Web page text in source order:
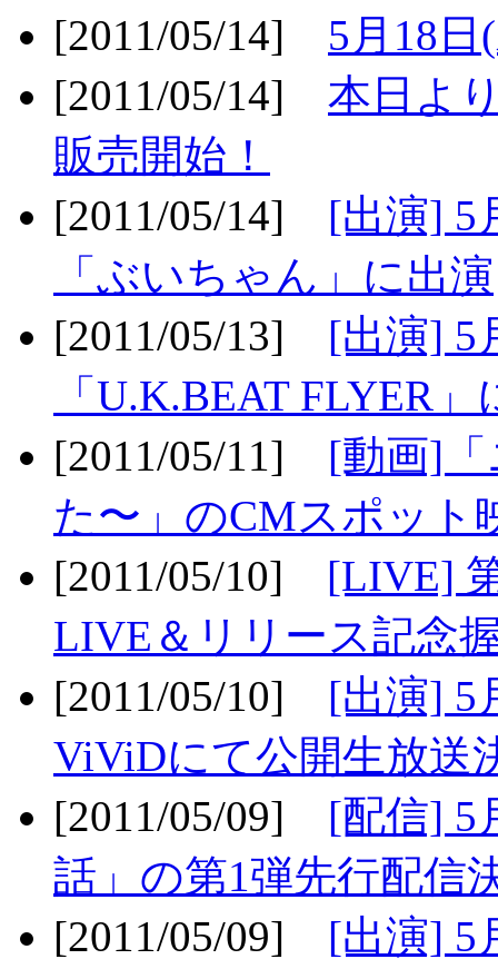
[2011/05/14] 5月18
[2011/05/14] 本日よ
販売開始！
[2011/05/14] [出演] 5
「ぶいちゃん」に出演
[2011/05/13] [出演] 5
「U.K.BEAT FLYER
[2011/05/11] [動画]
た〜」のCMスポット
[2011/05/10] [LIVE]
LIVE＆リリース記念
[2011/05/10] [出演] 5
ViViDにて公開生放送
[2011/05/09] [配信] 5
話」の第1弾先行配信
[2011/05/09] [出演] 5